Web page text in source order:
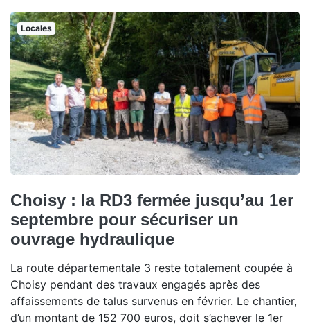
Locales
Choisy : la RD3 fermée jusqu’au 1er
septembre pour sécuriser un
ouvrage hydraulique
La route départementale 3 reste totalement coupée à
Choisy pendant des travaux engagés après des
affaissements de talus survenus en février. Le chantier,
d’un montant de 152 700 euros, doit s’achever le 1er